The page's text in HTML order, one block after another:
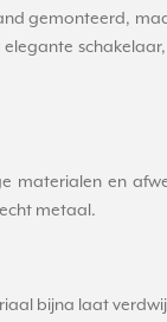
gemonteerd,
materialen en
metaal.
bijna laat